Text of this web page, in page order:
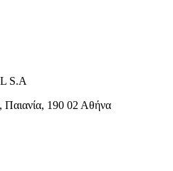
S.A
190 02 Αθήνα